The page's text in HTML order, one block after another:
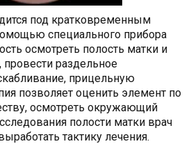
под кратковременным
специального прибора
осмотреть полость матки и
провести раздельное
прицельную
позволяет оценить элемент по
осмотреть окружающий
полости матки врач
тактику лечения.